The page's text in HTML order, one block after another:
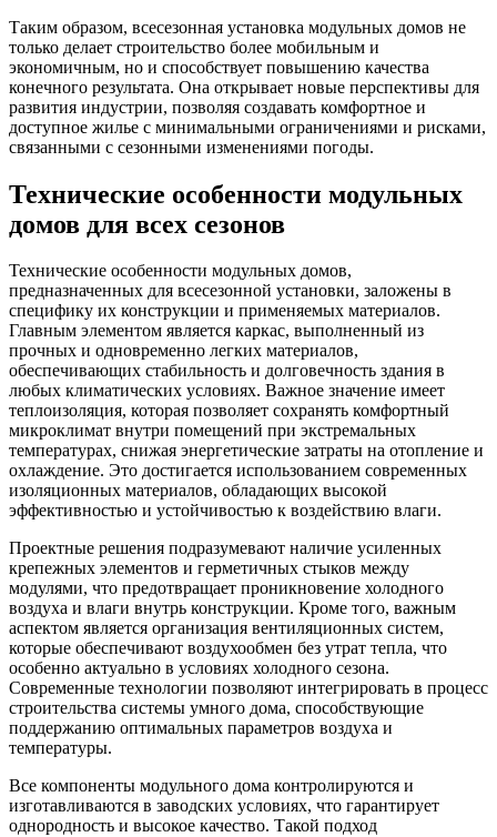
Таким образом, всесезонная установка модульных домов не
только делает строительство более мобильным и
экономичным, но и способствует повышению качества
конечного результата. Она открывает новые перспективы для
развития индустрии, позволяя создавать комфортное и
доступное жилье с минимальными ограничениями и рисками,
связанными с сезонными изменениями погоды.
Технические особенности модульных
домов для всех сезонов
Технические особенности модульных домов,
предназначенных для всесезонной установки, заложены в
специфику их конструкции и применяемых материалов.
Главным элементом является каркас, выполненный из
прочных и одновременно легких материалов,
обеспечивающих стабильность и долговечность здания в
любых климатических условиях. Важное значение имеет
теплоизоляция, которая позволяет сохранять комфортный
микроклимат внутри помещений при экстремальных
температурах, снижая энергетические затраты на отопление и
охлаждение. Это достигается использованием современных
изоляционных материалов, обладающих высокой
эффективностью и устойчивостью к воздействию влаги.
Проектные решения подразумевают наличие усиленных
крепежных элементов и герметичных стыков между
модулями, что предотвращает проникновение холодного
воздуха и влаги внутрь конструкции. Кроме того, важным
аспектом является организация вентиляционных систем,
которые обеспечивают воздухообмен без утрат тепла, что
особенно актуально в условиях холодного сезона.
Современные технологии позволяют интегрировать в процесс
строительства системы умного дома, способствующие
поддержанию оптимальных параметров воздуха и
температуры.
Все компоненты модульного дома контролируются и
изготавливаются в заводских условиях, что гарантирует
однородность и высокое качество. Такой подход